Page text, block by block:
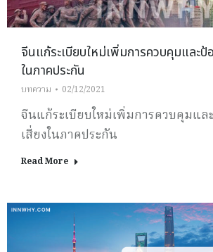
จีนแก้ระเบียบใหม่เพิ่มการควบคุมและป้
ในภาคประกัน
บทความ 02/12/2021
จีนแก้ระเบียบใหม่เพิ่มการควบคุมแล
เสี่ยงในภาคประกัน
Read More